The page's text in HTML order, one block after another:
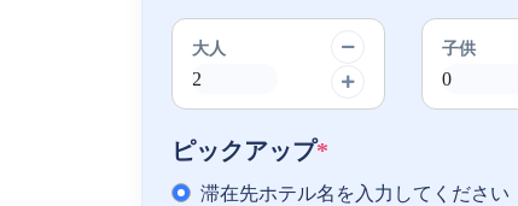
大人 子供
ピックアップ*
滞在先ホテル名を入力してください